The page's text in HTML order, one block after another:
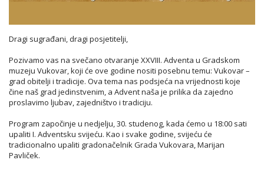
Dragi sugrađani, dragi posjetitelji,
Pozivamo vas na svečano otvaranje XXVIII. Adventa u Gradskom
muzeju Vukovar, koji će ove godine nositi posebnu temu: Vukovar –
grad obitelji i tradicije. Ova tema nas podsjeća na vrijednosti koje
čine naš grad jedinstvenim, a Advent naša je prilika da zajedno
proslavimo ljubav, zajedništvo i tradiciju.
Program započinje u nedjelju, 30. studenog, kada ćemo u 18:00 sati
upaliti I. Adventsku svijeću. Kao i svake godine, svijeću će
tradicionalno upaliti gradonačelnik Grada Vukovara, Marijan
Pavliček.